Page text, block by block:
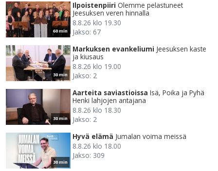
60 min
Ilpoistenpiiri Olemme pelastuneet
Jeesuksen veren hinnalla
8.8.26 klo 19.30
Jakso: 67
30 min
Markuksen evankeliumi Jeesuksen kaste
ja kiusaus
8.8.26 klo 19.00
Jakso: 2
30 min
Aarteita saviastioissa Isä, Poika ja Pyhä
Henki lahjojen antajana
8.8.26 klo 18.30
Jakso: 2
30 min
Hyvä elämä Jumalan voima meissä
8.8.26 klo 18.00
Jakso: 309